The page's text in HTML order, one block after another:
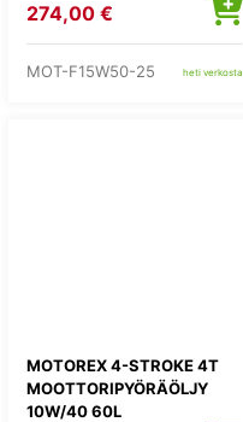
274,00 €
MOT-F15W50-25 heti verkosta
MOTOREX 4-STROKE 4T
MOOTTORIPYÖRÄÖLJY
10W/40 60L